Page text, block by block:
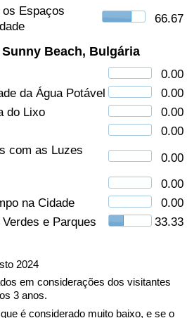
Espaços
66.67
Beach, Bulgária
0.00
da Água Potável
0.00
do Lixo
0.00
0.00
com as Luzes
0.00
0.00
na Cidade
0.00
e Parques
33.33
2024
em considerações dos visitantes
3 anos.
é considerado muito baixo, e se o
País
por País